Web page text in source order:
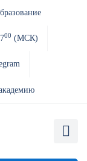
00 (МСК)